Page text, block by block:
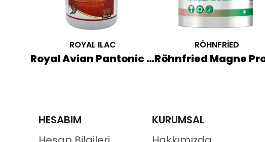
ROYAL ILAC
Royal Avian Pantonic Vitamin ve Mineral Desteği 500 ML
RÖHNFRİED
HESABIM
KURUMSAL